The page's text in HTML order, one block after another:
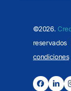
©2026.
reservados
condiciones